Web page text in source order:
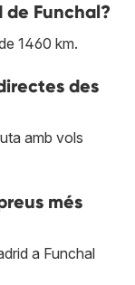
Funchal?
1460 km.
des
amb vols
més
a Funchal